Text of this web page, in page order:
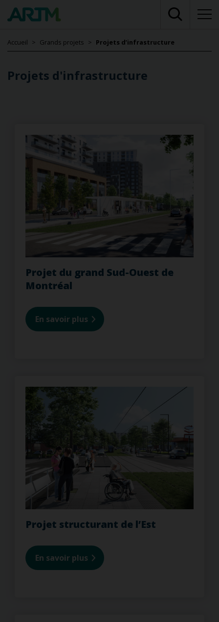
Accueil Grands projets Projets d’infrastructure
Projets d'infrastructure
Projet du grand Sud-Ouest de
Montréal
En savoir plus
Projet structurant de l’Est
En savoir plus